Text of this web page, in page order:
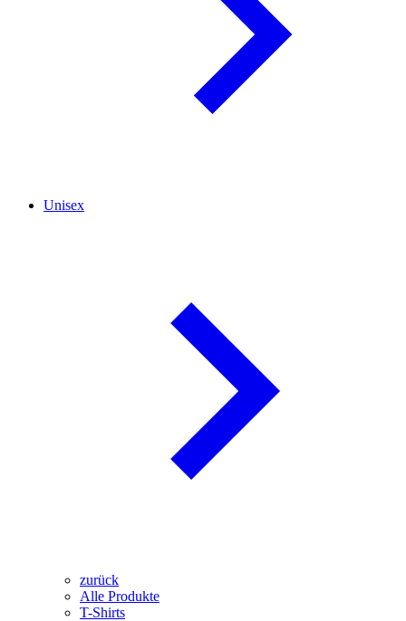
Unisex
zurück
Alle Produkte
T-Shirts